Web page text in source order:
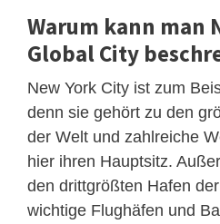
Warum kann man
Global City
New York City ist zum
denn sie gehört zu den
der Welt und zahlreiche
hier ihren Hauptsitz.
den drittgrößten Hafen
wichtige Flughäfen und